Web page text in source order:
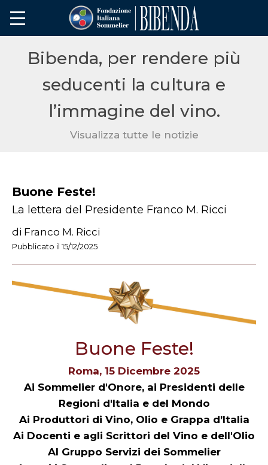
Bibenda, per rendere più
seducenti la cultura e
l’immagine del vino.
Visualizza tutte le notizie
Buone Feste!
La lettera del Presidente Franco M. Ricci
di Franco M. Ricci
Pubblicato il 15/12/2025
Buone Feste!
Roma, 15 Dicembre 2025
Ai Sommelier d'Onore, ai Presidenti delle
Regioni d'Italia e del Mondo
Ai Produttori di Vino, Olio e Grappa d’Italia
Ai Docenti e agli Scrittori del Vino e dell'Olio
Al Gruppo Servizi dei Sommelier